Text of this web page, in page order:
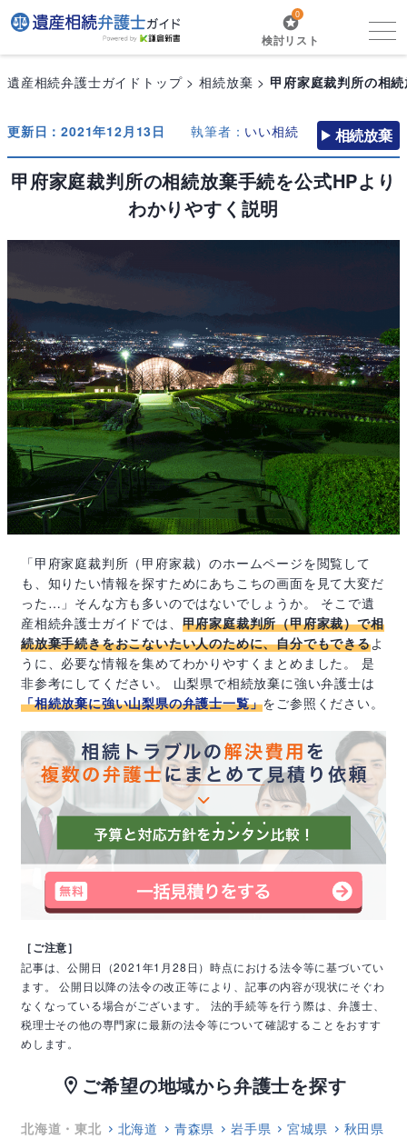
0
検討リスト
遺産相続弁護士ガイドトップ 相続放棄 甲府家庭裁判所の相
更新日：2021年12月13日 執筆者： いい相続 相続放棄
甲府家庭裁判所の相続放棄手続を公式HPより
わかりやすく説明
「甲府家庭裁判所（甲府家裁）のホームページを閲覧して
も、知りたい情報を探すためにあちこちの画面を見て大変だ
った…」そんな方も多いのではないでしょうか。 そこで遺
産相続弁護士ガイドでは、 甲府家庭裁判所（甲府家裁）で相
続放棄手続きをおこないたい人のために、自分でもできるよ
うに、必要な情報を集めてわかりやすくまとめました。 是
非参考にしてください。 山梨県で相続放棄に強い弁護士は
「相続放棄に強い山梨県の弁護士一覧」をご参照ください。
［ご注意］
記事は、公開日（2021年1月28日）時点における法令等に基づいてい
ます。
公開日以降の法令の改正等により、記事の内容が現状にそぐわ
なくなっている場合がございます。
法的手続等を行う際は、弁護士、
税理士その他の専門家に最新の法令等について確認することをおすす
めします。
location_on ご希望の地域から弁護士を探す
北海道・東北 北海道 青森県 岩手県 宮城県 秋田県